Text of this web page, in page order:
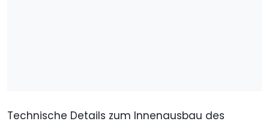
Technische Details zum Innenausbau des